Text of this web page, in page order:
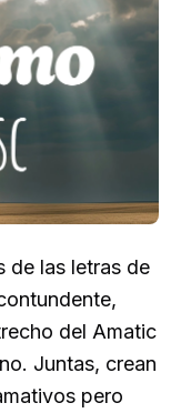
de las letras de
del Amatic
Juntas, crean
pero